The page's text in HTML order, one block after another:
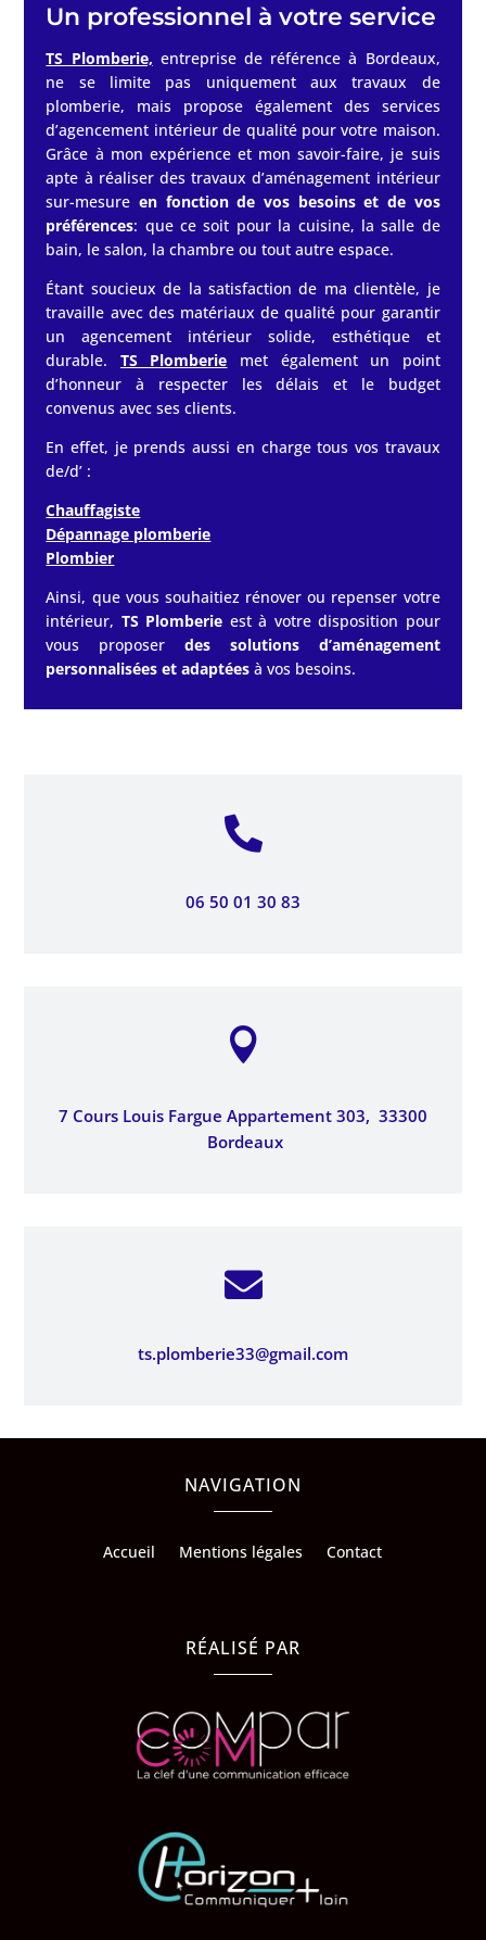
Un professionnel à votre service
TS Plomberie, entreprise de référence à Bordeaux,
ne se limite pas uniquement aux travaux de
plomberie, mais propose également des services
d’agencement intérieur de qualité pour votre maison.
Grâce à mon expérience et mon savoir-faire, je suis
apte à réaliser des travaux d’aménagement intérieur
sur-mesureen fonction de vos besoins et de vos
préférences: que ce soit pour la cuisine, la salle de
bain, le salon, la chambre ou tout autre espace.
Étant soucieux de la satisfaction de ma clientèle, je
travaille avec des matériaux de qualité pour garantir
un agencement intérieur solide, esthétique et
durable. TS Plomberie met également un point
d’honneur à respecter les délais et le budget
convenus avec ses clients.
En effet, je prends aussi en charge tous vos travaux
de/d’ :
Chauffagiste
Dépannage plomberie
Plombier
Ainsi, que vous souhaitiez rénover ou repenser votre
intérieur, TS Plomberie est à votre disposition pour
vous proposer des solutions d’aménagement
personnalisées et adaptées à vos besoins.

06 50 01 30 83

7 Cours Louis Fargue Appartement 303, 33300
Bordeaux

ts.plomberie33@gmail.com
NAVIGATION
Accueil Mentions légales Contact
RÉALISÉ PAR